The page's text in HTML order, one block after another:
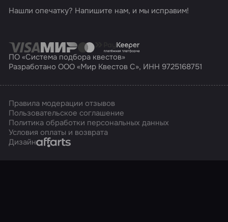
Нашли опечатку? Напишите нам, и мы исправим!
ПО «Система подбора квестов»
Разработано ООО «Мир Квестов С», ИНН 9725168751
Правила модерации отзывов
Пользовательское соглашение
Политика обработки персональных данных
Условия оплаты и возврата
ДизайнAffarts